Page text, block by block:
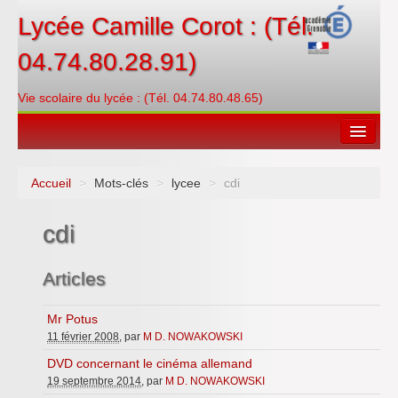
Lycée Camille Corot : (Tél.
04.74.80.28.91)
Vie scolaire du lycée : (Tél. 04.74.80.48.65)
Orientations
Contacter
Créditer/Réserver
ENT
Accueil > Mots-clés > lycee > cdi
cdi
Articles
Mr Potus
11 février 2008, par M D. NOWAKOWSKI
DVD concernant le cinéma allemand
19 septembre 2014, par M D. NOWAKOWSKI